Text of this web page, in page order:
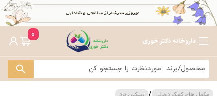
داروخانه دکتر خوری
0